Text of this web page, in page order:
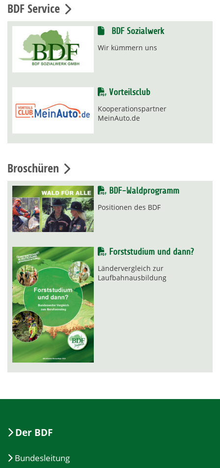
BDF Service
BDF Sozialwerk
Wir kümmern uns
Vorteilsclub
Kooperationspartner
MeinAuto.de
Broschüren
BDF-Waldprogramm
Positionen des BDF
Forststudium und dann?
Ländervergleich zur
Laufbahnausbildung
Der BDF
Bundesleitung